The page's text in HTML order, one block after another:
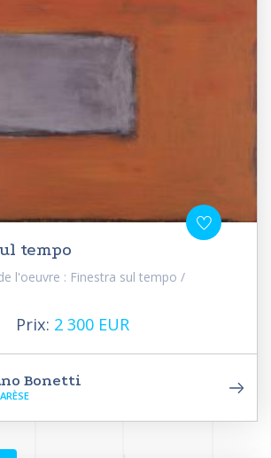
tempo
l'oeuvre : Finestra sul tempo /
Prix: 2 300 EUR
Bonetti